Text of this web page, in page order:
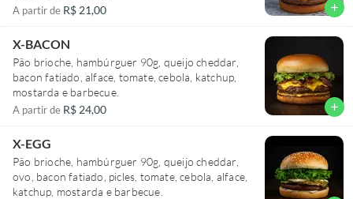
A partir de R$ 21,00 add
X-BACON
Pão brioche, hambúrguer 90g, queijo cheddar,
bacon fatiado, alface, tomate, cebola, katchup,
mostarda e barbecue.
A partir de R$ 24,00 add
X-EGG
Pão brioche, hambúrguer 90g, queijo cheddar,
ovo, bacon fatiado, picles, tomate, cebola, alface,
katchup, mostarda e barbecue.